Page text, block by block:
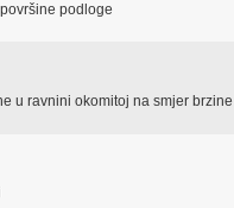
podloge
u ravnini okomitoj na smjer